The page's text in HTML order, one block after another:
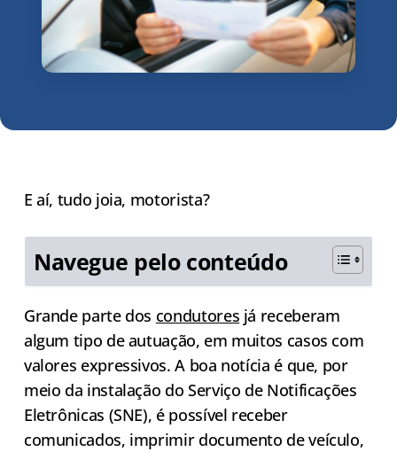
E aí, tudo joia, motorista?
Navegue pelo conteúdo
Grande parte dos condutores já receberam
algum tipo de autuação, em muitos casos com
valores expressivos. A boa notícia é que, por
meio da instalação do Serviço de Notificações
Eletrônicas (SNE), é possível receber
comunicados, imprimir documento de veículo,